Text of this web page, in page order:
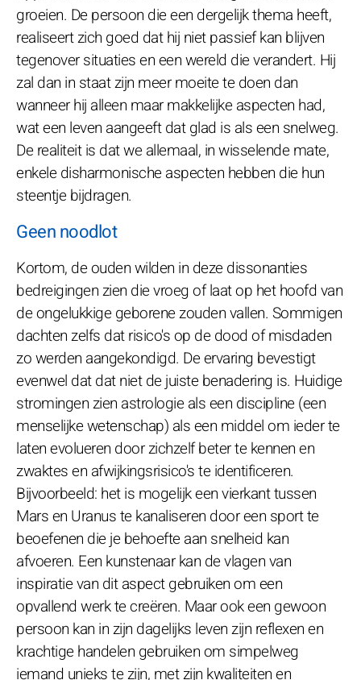
groeien. De persoon die een dergelijk thema heeft,
realiseert zich goed dat hij niet passief kan blijven
tegenover situaties en een wereld die verandert. Hij
zal dan in staat zijn meer moeite te doen dan
wanneer hij alleen maar makkelijke aspecten had,
wat een leven aangeeft dat glad is als een snelweg.
De realiteit is dat we allemaal, in wisselende mate,
enkele disharmonische aspecten hebben die hun
steentje bijdragen.
Geen noodlot
Kortom, de ouden wilden in deze dissonanties
bedreigingen zien die vroeg of laat op het hoofd van
de ongelukkige geborene zouden vallen. Sommigen
dachten zelfs dat risico's op de dood of misdaden
zo werden aangekondigd. De ervaring bevestigt
evenwel dat dat niet de juiste benadering is. Huidige
stromingen zien astrologie als een discipline (een
menselijke wetenschap) als een middel om ieder te
laten evolueren door zichzelf beter te kennen en
zwaktes en afwijkingsrisico's te identificeren.
Bijvoorbeeld: het is mogelijk een vierkant tussen
Mars en Uranus te kanaliseren door een sport te
beoefenen die je behoefte aan snelheid kan
afvoeren. Een kunstenaar kan de vlagen van
inspiratie van dit aspect gebruiken om een
opvallend werk te creëren. Maar ook een gewoon
persoon kan in zijn dagelijks leven zijn reflexen en
krachtige handelen gebruiken om simpelweg
iemand unieks te zijn, met zijn kwaliteiten en